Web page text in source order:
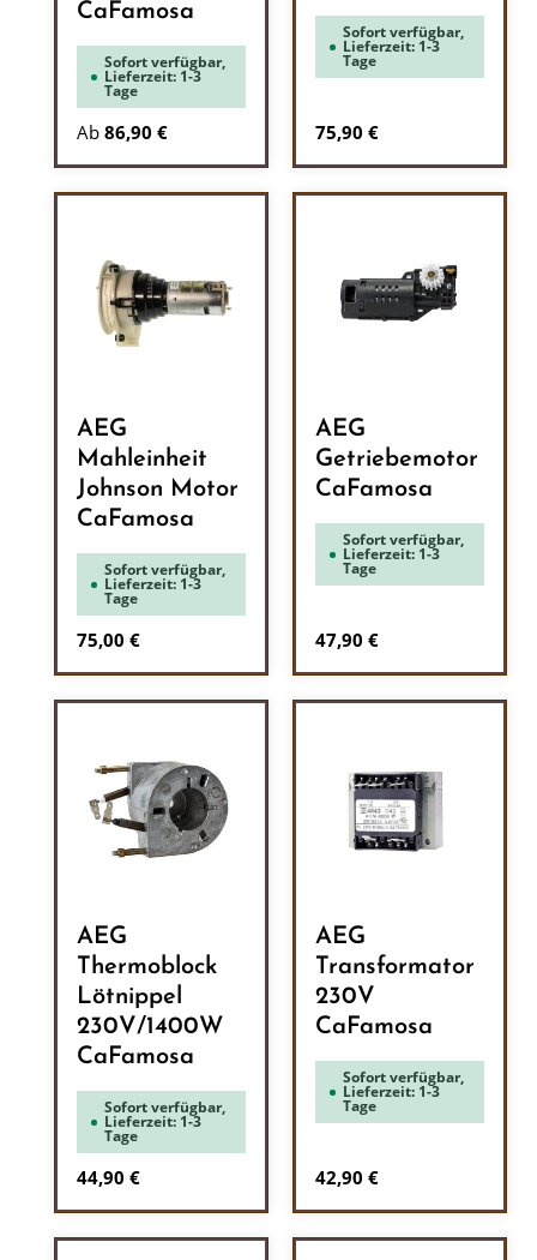
CaFamosa
Sofort verfügbar,
Lieferzeit: 1-3
Tage
Ab 86,90 €
Sofort verfügbar,
Lieferzeit: 1-3
Tage
Regulärer Preis:
75,90 €
AEG
Mahleinheit
Johnson Motor
CaFamosa
Sofort verfügbar,
Lieferzeit: 1-3
Tage
Regulärer Preis:
75,00 €
AEG
Getriebemotor
CaFamosa
Sofort verfügbar,
Lieferzeit: 1-3
Tage
Regulärer Preis:
47,90 €
AEG
Thermoblock
Lötnippel
230V/1400W
CaFamosa
Sofort verfügbar,
Lieferzeit: 1-3
Tage
Regulärer Preis:
44,90 €
AEG
Transformator
230V
CaFamosa
Sofort verfügbar,
Lieferzeit: 1-3
Tage
Regulärer Preis:
42,90 €